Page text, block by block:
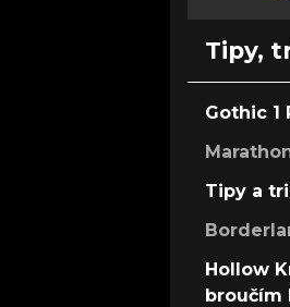
Tipy,
Gothic 1
Tipy a
Hollow
broučím